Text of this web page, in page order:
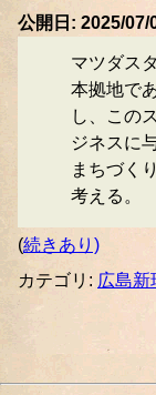
公開日: 2025/07/
マツダス
本拠地で
し、この
ジネスに
まちづく
考える。
(続きあり)
カテゴリ: 広島新